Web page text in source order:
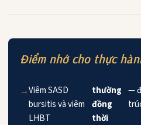
Điểm nhớ cho thực
Viêm SASD
bursitis và viêm
LHBT
thường
đồng
thời
—